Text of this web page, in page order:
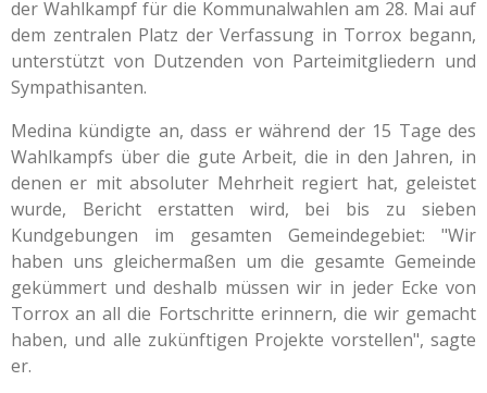
der Wahlkampf für die Kommunalwahlen am 28. Mai auf
dem zentralen Platz der Verfassung in Torrox begann,
unterstützt von Dutzenden von Parteimitgliedern und
Sympathisanten.
Medina kündigte an, dass er während der 15 Tage des
Wahlkampfs über die gute Arbeit, die in den Jahren, in
denen er mit absoluter Mehrheit regiert hat, geleistet
wurde, Bericht erstatten wird, bei bis zu sieben
Kundgebungen im gesamten Gemeindegebiet: "Wir
haben uns gleichermaßen um die gesamte Gemeinde
gekümmert und deshalb müssen wir in jeder Ecke von
Torrox an all die Fortschritte erinnern, die wir gemacht
haben, und alle zukünftigen Projekte vorstellen", sagte
er.